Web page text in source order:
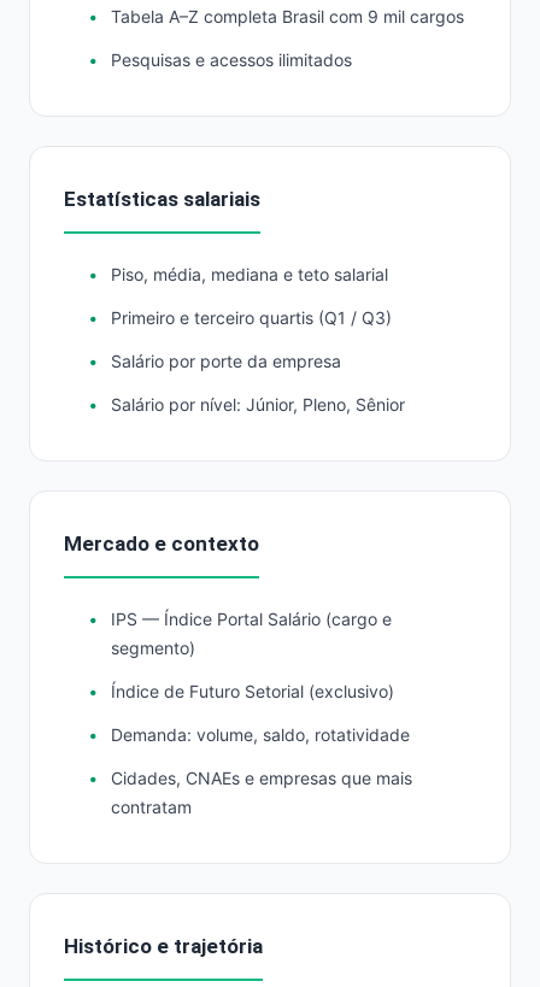
Tabela A–Z completa Brasil com 9 mil cargos
Pesquisas e acessos ilimitados
Estatísticas salariais
Piso, média, mediana e teto salarial
Primeiro e terceiro quartis (Q1 / Q3)
Salário por porte da empresa
Salário por nível: Júnior, Pleno, Sênior
Mercado e contexto
IPS — Índice Portal Salário (cargo e
segmento)
Índice de Futuro Setorial (exclusivo)
Demanda: volume, saldo, rotatividade
Cidades, CNAEs e empresas que mais
contratam
Histórico e trajetória